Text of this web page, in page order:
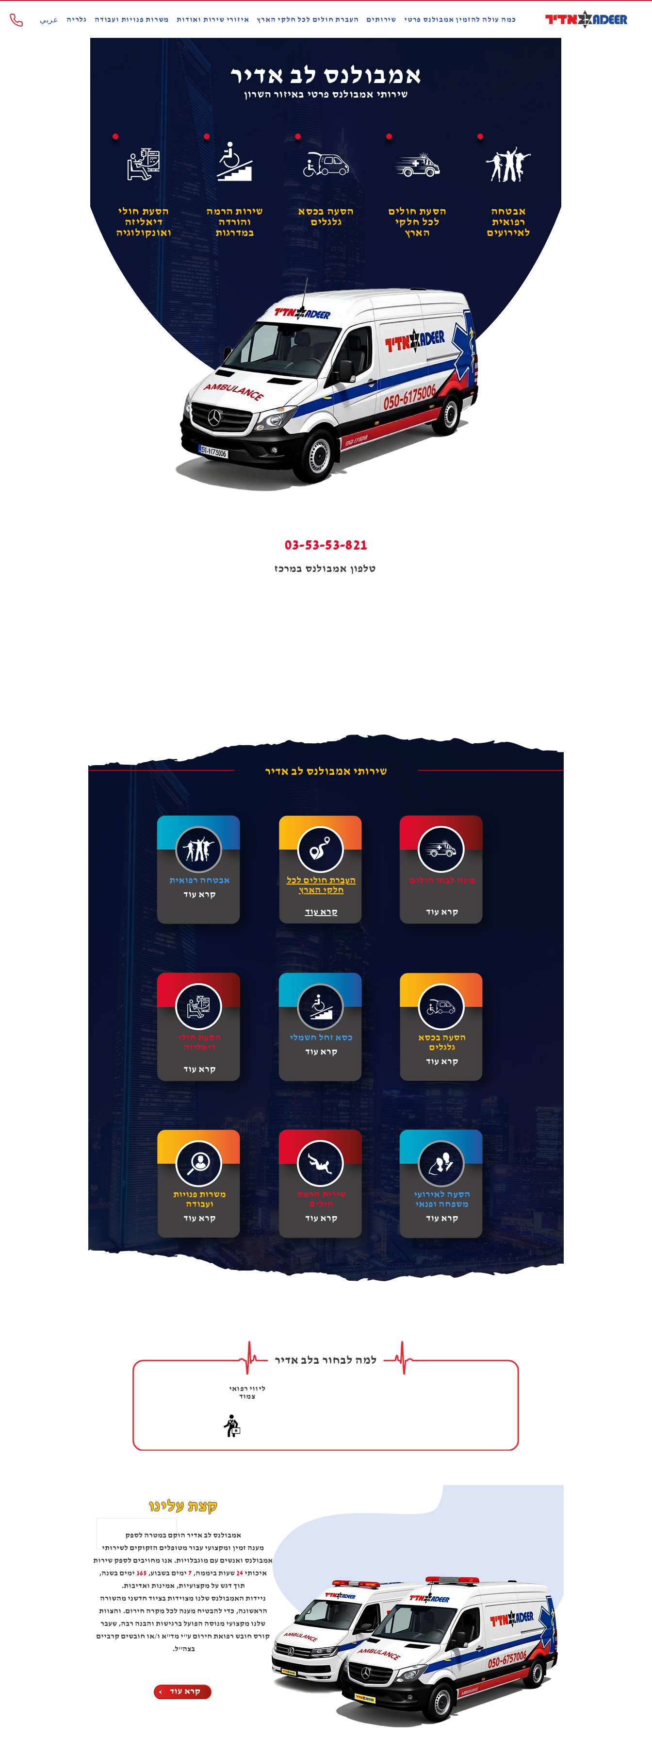
אמבולנס פרטי כמה עולה להזמין אמבולנס פרטי שירותים העברת חולים לכל חלקי הארץ איזורי שירות ואודות משרות פנויות ועבודה גלריה عربي
אבטחה
רפואית
לאירועים
הסעת חולים
לכל חלקי
הארץ
הסעה בכסא
גלגלים
שירות הרמה
והורדה
במדרגות
הסעת חולי
דיאליזה
ואונקולוגיה
אמבולנס לב אדיר
שירותי אמבולנס פרטי באיזור השרון
03-53-53-821
טלפון אמבולנס במרכז
שירותי אמבולנס לב אדיר
אבטחה רפואית
קרא עוד
הסעת חולי
דיאליזה
קרא עוד
משרות פנויות
ועבודה
קרא עוד
העברת חולים לכל
חלקי הארץ
קרא עוד
כסא זחל חשמלי
קרא עוד
שירות הרמת
חולים
קרא עוד
פינוי לבתי חולים
קרא עוד
הסעה בכסא
גלגלים
קרא עוד
הסעה לאירועי
משפחה ופנאי
קרא עוד
למה לבחור בלב אדיר
ליווי רפואי
צמוד
אמבולנס לב אדיר הוקם במטרה לספק
מענה זמין ומקצועי עבור מטופלים הזקוקים לשירותי
אמבולנס ואנשים עם מוגבלויות. אנו מחויבים לספק שירות
איכותי 24 שעות ביממה, 7 ימים בשבוע, 365 ימים בשנה,
תוך דגש על מקצועיות, אמינות ואדיבות.
ניידות האמבולנס שלנו מצוידות בציוד חדשני מהשורה
הראשונה, כדי להבטיח מענה לכל מקרה חירום. והצוות
שלנו מקצועי מנוסה הפועל ברגישות והבנה רבה, שעבר
קורס חובש רפואת חירום ע''י מד''א ו/או חובשים קרביים
בצה''ל.
קצת עלינו
קרא עוד